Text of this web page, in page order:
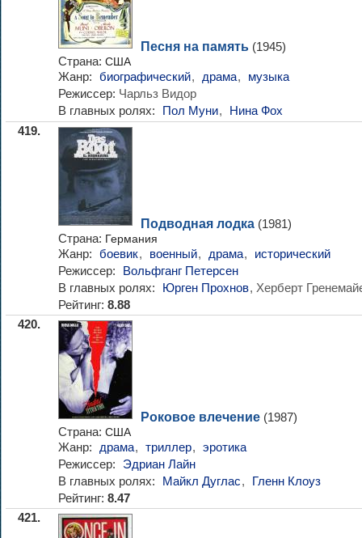
Песня на память (1945)
Страна: США
Жанр: биографический, драма,
музыка
Режиссер: Чарльз Видор
В главных ролях:
Пол Муни, Нина Фох
419.
Подводная лодка (1981)
Страна: Германия
Жанр: боевик, военный, драма,
исторический
Режиссер:
Вольфганг Петерсен
В главных ролях:
Юрген Прохнов, Херберт
Рейтинг: 8.88
420.
Роковое влечение (1987)
Страна: США
Жанр: драма, триллер, эротика
Режиссер:
Эдриан Лайн
В главных ролях:
Майкл Дуглас,
Гленн Клоуз
Рейтинг: 8.47
421.